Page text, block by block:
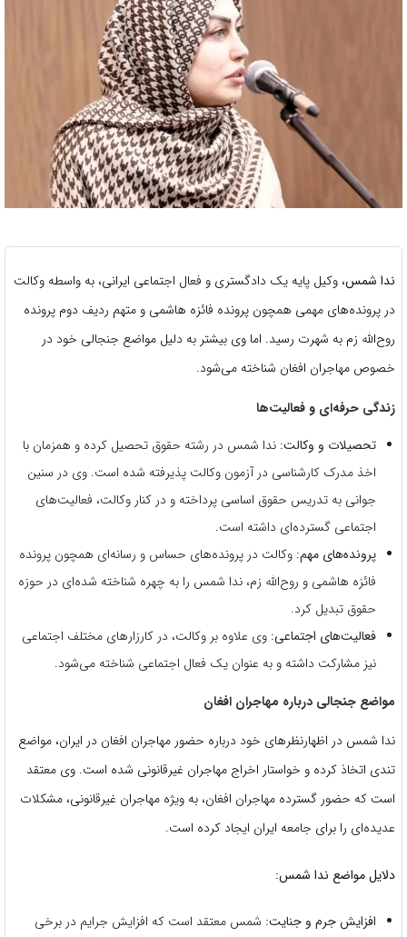
ندا شمس، وکیل پایه یک دادگستری و فعال اجتماعی ایرانی، به واسطه وکالت
در پرونده‌های مهمی همچون پرونده فائزه هاشمی و متهم ردیف دوم پرونده
روح‌الله زم به شهرت رسید. اما وی بیشتر به دلیل مواضع جنجالی خود در
خصوص مهاجران افغان شناخته می‌شود.
زندگی حرفه‌ای و فعالیت‌ها
تحصیلات و وکالت: ندا شمس در رشته حقوق تحصیل کرده و همزمان با
اخذ مدرک کارشناسی در آزمون وکالت پذیرفته شده است. وی در سنین
جوانی به تدریس حقوق اساسی پرداخته و در کنار وکالت، فعالیت‌های
اجتماعی گسترده‌ای داشته است.
پرونده‌های مهم: وکالت در پرونده‌های حساس و رسانه‌ای همچون پرونده
فائزه هاشمی و روح‌الله زم، ندا شمس را به چهره شناخته شده‌ای در حوزه
حقوق تبدیل کرد.
فعالیت‌های اجتماعی: وی علاوه بر وکالت، در کارزارهای مختلف اجتماعی
نیز مشارکت داشته و به عنوان یک فعال اجتماعی شناخته می‌شود.
مواضع جنجالی درباره مهاجران افغان
ندا شمس در اظهارنظرهای خود درباره حضور مهاجران افغان در ایران، مواضع
تندی اتخاذ کرده و خواستار اخراج مهاجران غیرقانونی شده است. وی معتقد
است که حضور گسترده مهاجران افغان، به ویژه مهاجران غیرقانونی، مشکلات
عدیده‌ای را برای جامعه ایران ایجاد کرده است.
دلایل مواضع ندا شمس:
افزایش جرم و جنایت: شمس معتقد است که افزایش جرایم در برخی